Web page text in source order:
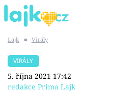
SHOPAHOLICADEL
Lajk ■ Virály
VIRÁLY
5. října 2021 17:42
redakce Prima Lajk